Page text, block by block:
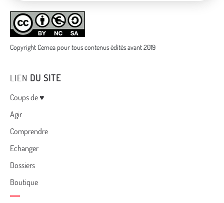
Copyright Cemea pour tous contenus édités avant 2019
LIEN DU SITE
Menu
Coups de ♥
Agir
Comprendre
Echanger
Dossiers
Boutique